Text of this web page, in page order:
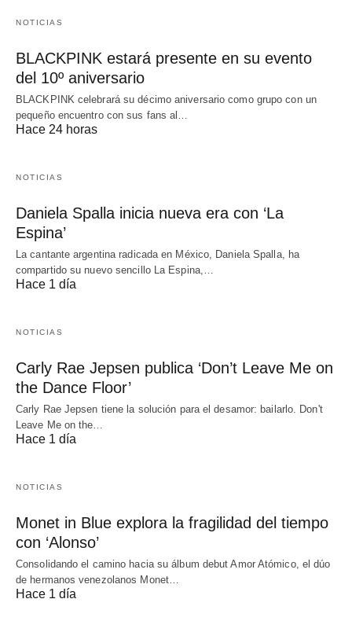
NOTICIAS
BLACKPINK estará presente en su evento
del 10º aniversario
BLACKPINK celebrará su décimo aniversario como grupo con un
pequeño encuentro con sus fans al…
Hace 24 horas
NOTICIAS
Daniela Spalla inicia nueva era con ‘La
Espina’
La cantante argentina radicada en México, Daniela Spalla, ha
compartido su nuevo sencillo La Espina,…
Hace 1 día
NOTICIAS
Carly Rae Jepsen publica ‘Don’t Leave Me on
the Dance Floor’
Carly Rae Jepsen tiene la solución para el desamor: bailarlo. Don't
Leave Me on the…
Hace 1 día
NOTICIAS
Monet in Blue explora la fragilidad del tiempo
con ‘Alonso’
Consolidando el camino hacia su álbum debut Amor Atómico, el dúo
de hermanos venezolanos Monet…
Hace 1 día